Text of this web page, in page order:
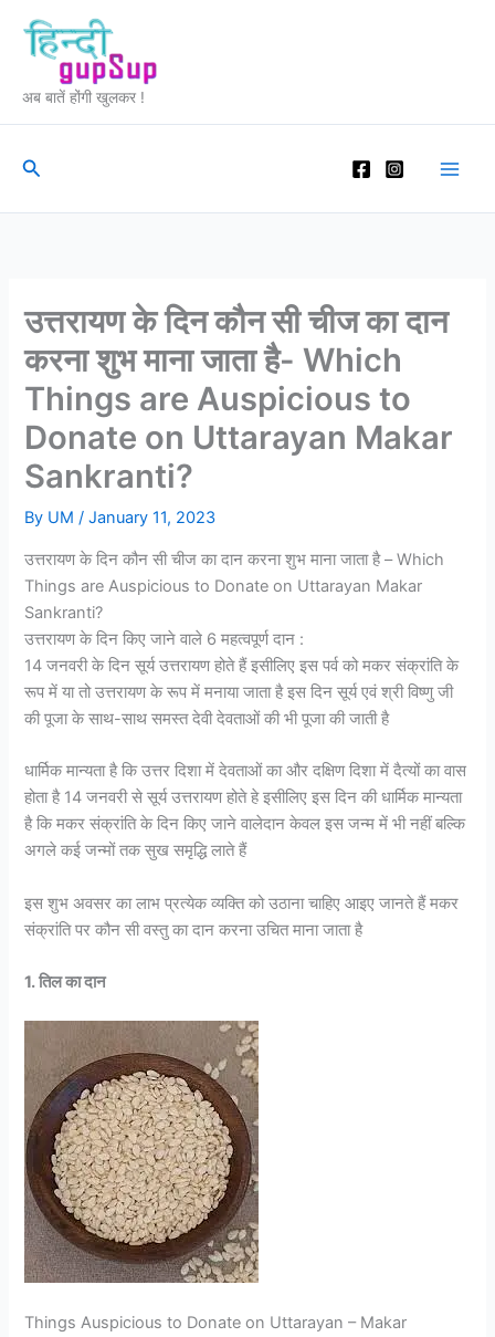
content
अब बातें होंगी खुलकर !
Search
उत्तरायण के दिन कौन सी चीज का दान
करना शुभ माना जाता है- Which
Things are Auspicious to
Donate on Uttarayan Makar
Sankranti?
By UM/January 11, 2023
उत्तरायण के दिन कौन सी चीज का दान करना शुभ माना जाता है – Which
Things are Auspicious to Donate on Uttarayan Makar
Sankranti?
उत्तरायण के दिन किए जाने वाले 6 महत्वपूर्ण दान :
14 जनवरी के दिन सूर्य उत्तरायण होते हैं इसीलिए इस पर्व को मकर संक्रांति के
रूप में या तो उत्तरायण के रूप में मनाया जाता है इस दिन सूर्य एवं श्री विष्णु जी
की पूजा के साथ-साथ समस्त देवी देवताओं की भी पूजा की जाती है
धार्मिक मान्यता है कि उत्तर दिशा में देवताओं का और दक्षिण दिशा में दैत्यों का वास
होता है 14 जनवरी से सूर्य उत्तरायण होते हे इसीलिए इस दिन की धार्मिक मान्यता
है कि मकर संक्रांति के दिन किए जाने वालेदान केवल इस जन्म में भी नहीं बल्कि
अगले कई जन्मों तक सुख समृद्धि लाते हैं
इस शुभ अवसर का लाभ प्रत्येक व्यक्ति को उठाना चाहिए आइए जानते हैं मकर
संक्रांति पर कौन सी वस्तु का दान करना उचित माना जाता है
1. तिल का दान
Things Auspicious to Donate on Uttarayan – Makar